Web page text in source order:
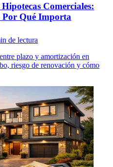
Comerciales:
Por Qué Importa
de lectura
plazo y amortización en
riesgo de renovación y cómo